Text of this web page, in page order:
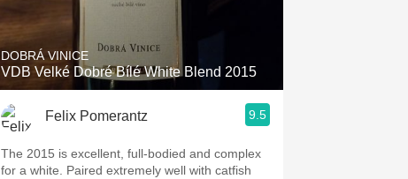
Hops
Sour Beer
Islay
Mezcal
DOBRÁ VINICE
VDB Velké Dobré Bílé White Blend 2015
Felix Pomerantz 9.5
The 2015 is excellent, full-bodied and complex
for a white. Paired extremely well with catfish